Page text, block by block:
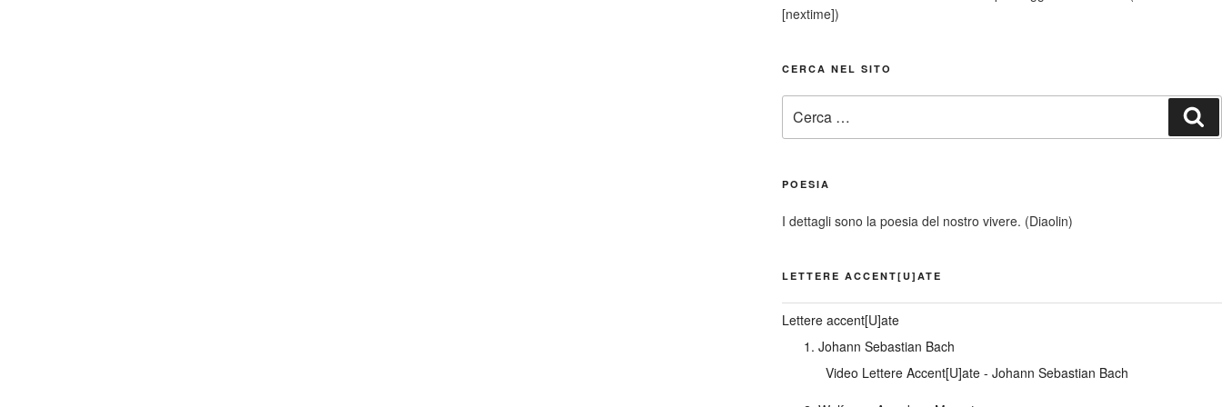
[nextime])
CERCA NEL SITO
POESIA
I dettagli sono la poesia del nostro vivere. (Diaolin)
LETTERE ACCENT[U]ATE
Lettere accent[U]ate
1. Johann Sebastian Bach
Video Lettere Accent[U]ate - Johann Sebastian Bach